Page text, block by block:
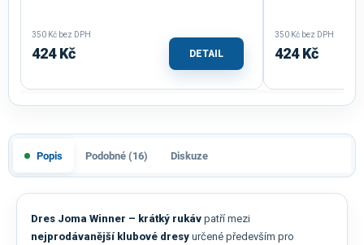
350 Kč bez DPH
424 Kč DETAIL
350 Kč bez DPH
424 Kč
Popis Podobné (16) Diskuze
Dres Joma Winner – krátký rukáv patří mezi
nejprodávanější klubové dresy určené především pro